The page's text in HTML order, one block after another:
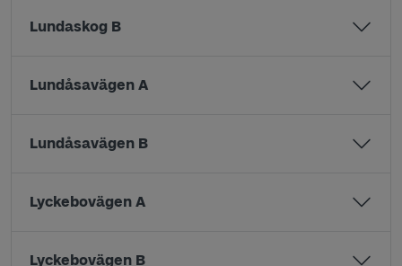
Lundaskog B
Lundåsavägen A
Lundåsavägen B
Lyckebovägen A
Lyckebovägen B